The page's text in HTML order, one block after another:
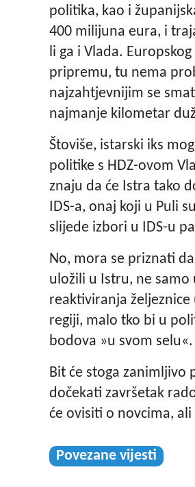
politika, kao i
400 milijuna eura, i
li ga i Vlada.
pripremu, tu nema
najzahtjevnijim se
najmanje kilometar
Štoviše, istarski iks
politike s HDZ-ovom
znaju da će Istra tako
IDS-a, onaj koji u Puli
slijede izbori u IDS-u
No, mora se priznati
uložili u Istru, ne
reaktiviranja
regiji, malo tko bi u
bodova »u svom selu«.
Bit će stoga zanimljivo
dočekati završetak
će ovisiti o novcima,
Povezane vijesti